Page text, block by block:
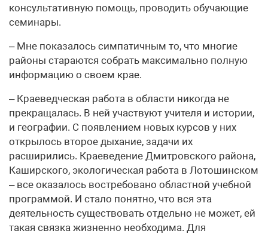
консультативную помощь, проводить обучающие
семинары.
– Мне показалось симпатичным то, что многие
районы стараются собрать максимально полную
информацию о своем крае.
– Краеведческая работа в области никогда не
прекращалась. В ней участвуют учителя и истории,
и географии. С появлением новых курсов у них
открылось второе дыхание, задачи их
расширились. Краеведение Дмитровского района,
Каширского, экологическая работа в Лотошинском
– все оказалось востребовано областной учебной
программой. И стало понятно, что вся эта
деятельность существовать отдельно не может, ей
такая связка жизненно необходима. Для